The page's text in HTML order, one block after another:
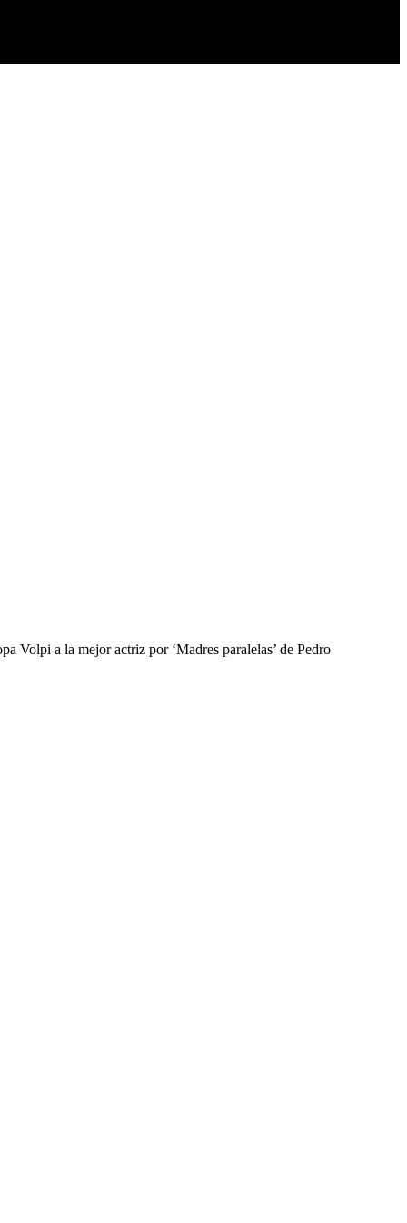
Volpi a la mejor actriz por ‘Madres paralelas’ de Pedro